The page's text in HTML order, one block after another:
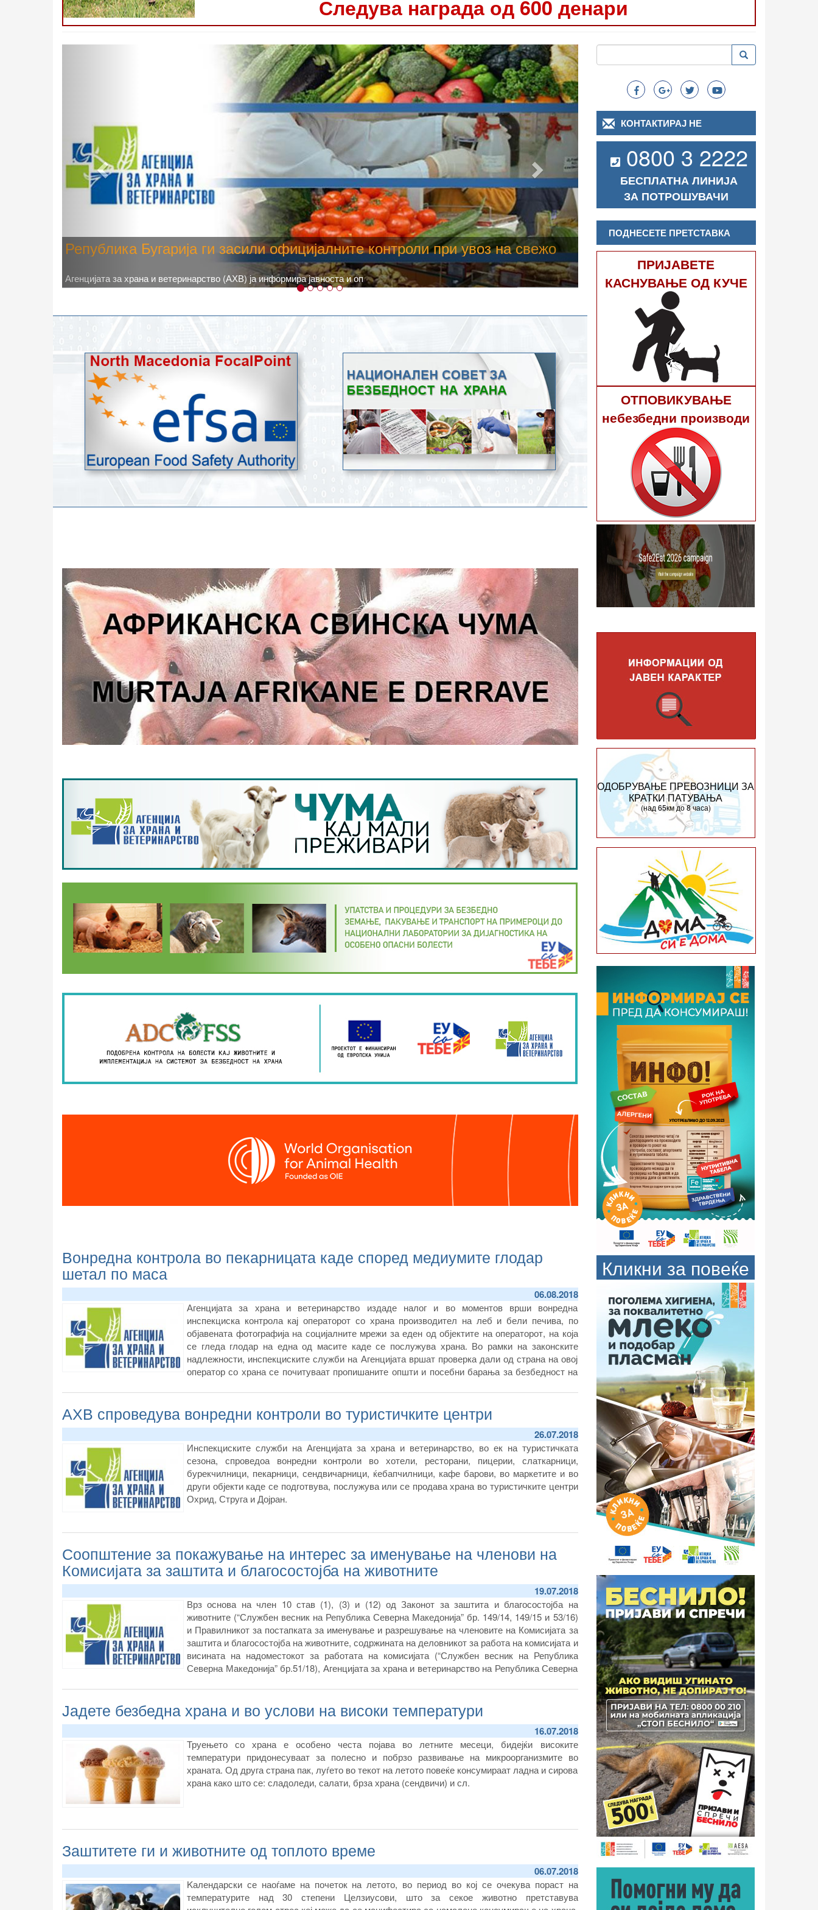
Следува награда од 600 денари
Високите температури ризик од труење со храна, опасни се и за
животните
Новото најавено зголемување на дневните температури, кое според метеоролозите во одредени региони ќе достигне 40
степени, ги зголемува ризиците од појава на труење со храна.
Следно
Вонредна контрола во пекарницата каде според медиумите глодар
шетал по маса
06.08.2018
Агенцијата за храна и ветеринарство издаде налог и во моментов врши вонредна
инспекциска контрола кај операторот со храна производител на леб и бели печива, по
објавената фотографија на социјалните мрежи за еден од објектите на операторот, на која
се гледа глодар на една од масите каде се послужува храна. Во рамки на законските
надлежности, инспекциските служби на Агенцијата вршат проверка дали од страна на овој
оператор со храна се почитуваат пропишаните општи и посебни барања за безбедност на
дератизација.
АХВ спроведува вонредни контроли во туристичките центри
26.07.2018
Инспекциските служби на Агенцијата за храна и ветеринарство, во ек на туристичката
сезона, спроведоа вонредни контроли во хотели, ресторани, пицерии, слаткарници,
бурекчилници, пекарници, сендвичарници, ќебапчилници, кафе барови, во маркетите и во
други објекти каде се подготвува, послужува или се продава храна во туристичките центри
Охрид, Струга и Дојран.
Соопштение за покажување на интерес за именување на членови на
Комисијата за заштита и благосостојба на животните
19.07.2018
Врз основа на член 10 став (1), (3) и (12) од Законот за заштита и благосостојба на
животните (“Службен весник на Република Северна Македонија” бр. 149/14, 149/15 и 53/16)
и Правилникот за постапката за именување и разрешување на членовите на Комисијата за
заштита и благосостојба на животните, содржината на деловникот за работа на комисијата и
висината на надоместокот за работата на комисијата (“Службен весник на Република
Северна Македонија” бр.51/18), Агенцијата за храна и ветеринарство на Република Северна
редот на истакнати стручни и научни лица од областа на заштитата и благосостојбата на
животните и едно лице претставник на невладините организации заради формирање
Комисија за заштита и благосостојба на животните.
Јадете безбедна храна и во услови на високи температури
16.07.2018
Труењето со храна е особено честа појава во летните месеци, бидејќи високите
температури придонесуваат за полесно и побрзо развивање на микроорганизмите во
храната. Од друга страна пак, луѓето во текот на летото повеќе консумираат ладна и сирова
храна како што се: сладоледи, салати, брза храна (сендвичи) и сл.
Заштитете ги и животните од топлото време
06.07.2018
Kалендарски се наоѓаме на почеток на летото, во период во кој се очекува пораст на
температурите над 30 степени Целзиусови, што за секое животно претставува
Search
Пребарување Пребарување
КОНТАКТИРАЈ НЕ
0800 3 2222
БЕСПЛАТНА ЛИНИЈА
ЗА ПОТРОШУВАЧИ
ПОДНЕСЕТЕ ПРЕТСТАВКА
ПРИЈАВЕТЕ
КАСНУВАЊЕ ОД КУЧЕ
ОТПОВИКУВАЊЕ
небезбедни производи
ОДОБРУВАЊЕ ПРЕВОЗНИЦИ ЗА
КРАТКИ ПАТУВАЊА
(над 65км до 8 часа)
Кликни за повеќе